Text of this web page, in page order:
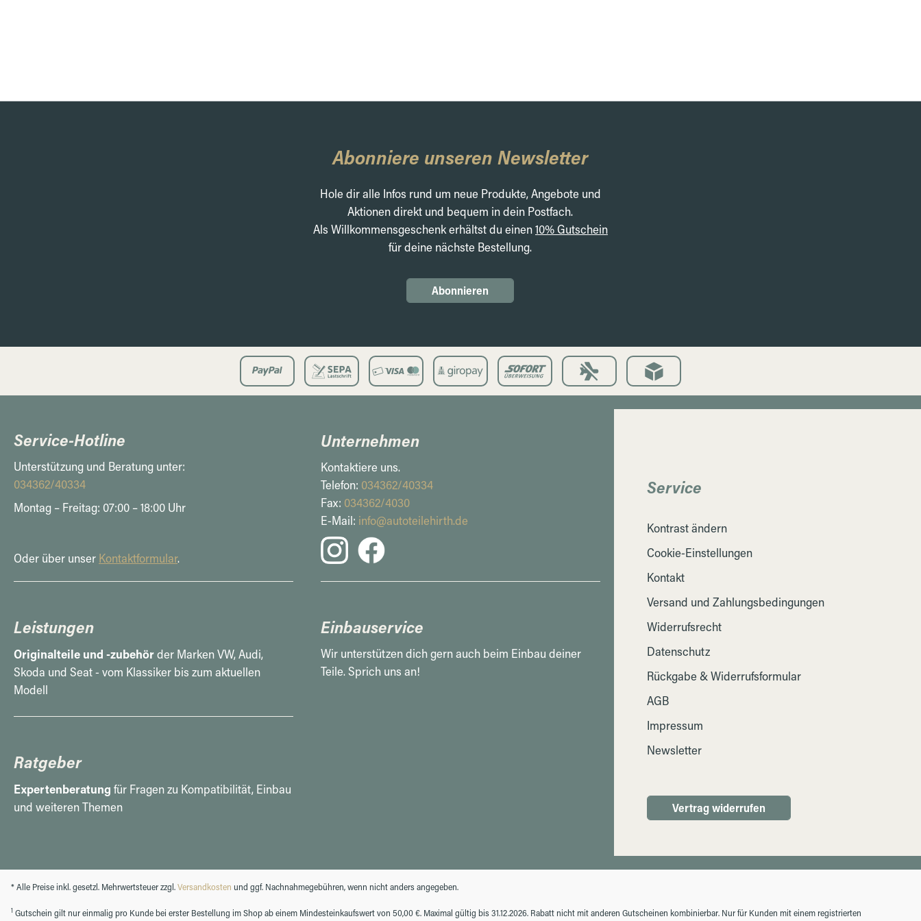
Abonniere unseren Newsletter
Hole dir alle Infos rund um neue Produkte, Angebote und
Aktionen direkt und bequem in dein Postfach.
Als Willkommensgeschenk erhältst du einen10% Gutschein
für deine nächste Bestellung.
Abonnieren
Service-Hotline
Unterstützung und Beratung unter:
034362/40334
Montag – Freitag: 07:00 – 18:00 Uhr
Oder über unser Kontaktformular.
Unternehmen
Kontaktiere uns.
Telefon: 034362/40334
Fax: 034362/4030
E-Mail: info@autoteilehirth.de
Leistungen
Originalteile und -zubehörder Marken VW, Audi,
Skoda und Seat - vom Klassiker bis zum aktuellen
Modell
Einbauservice
Wir unterstützen dich gern auch beim Einbau deiner
Teile. Sprich uns an!
Ratgeber
Expertenberatung für Fragen zu Kompatibilität, Einbau
und weiteren Themen
Service
Kontrast ändern
Cookie-Einstellungen
Kontakt
Versand und Zahlungsbedingungen
Widerrufsrecht
Datenschutz
Rückgabe & Widerrufsformular
AGB
Impressum
Newsletter
Vertrag widerrufen
* Alle Preise inkl. gesetzl. Mehrwertsteuer zzgl.Versandkosten und ggf. Nachnahmegebühren, wenn nicht anders angegeben.
1 Gutschein gilt nur einmalig pro Kunde bei erster Bestellung im Shop ab einem Mindesteinkaufswert von 50,00 €. Maximal gültig bis 31.12.2026. Rabatt nicht mit anderen Gutscheinen kombinierbar. Nur für Kunden mit einem registrierten